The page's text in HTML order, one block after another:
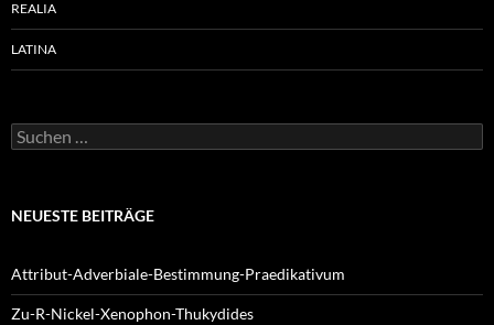
REALIA
LATINA
Suchen
nach:
NEUESTE BEITRÄGE
Attribut-Adverbiale-Bestimmung-Praedikativum
Zu-R-Nickel-Xenophon-Thukydides